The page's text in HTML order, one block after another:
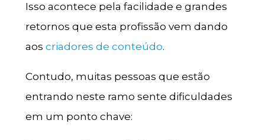
Isso acontece pela facilidade e grandes
retornos que esta profissão vem dando
aos criadores de conteúdo.
Contudo, muitas pessoas que estão
entrando neste ramo sente dificuldades
em um ponto chave: